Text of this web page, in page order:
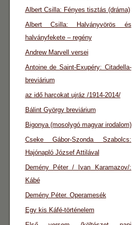
Albert Csilla: Fényes tisztás (dráma)
Albert Csilla: Halványvörös és
halványfekete – regény
Andrew Marvell versei
Antoine de Saint-Exupéry: Citadella-
breviárium
az idő harcokat ujráz /1914-2014/
Bálint György breviárium
Bigonya (mosolygó magyar irodalom)
Cseke Gábor-Szonda Szabolcs:
Hajónapló József Attilával
Demény Péter / Ivan Karamazov/:
Kábé
Demény Péter. Operamesék
Egy kis Káfé-történelem